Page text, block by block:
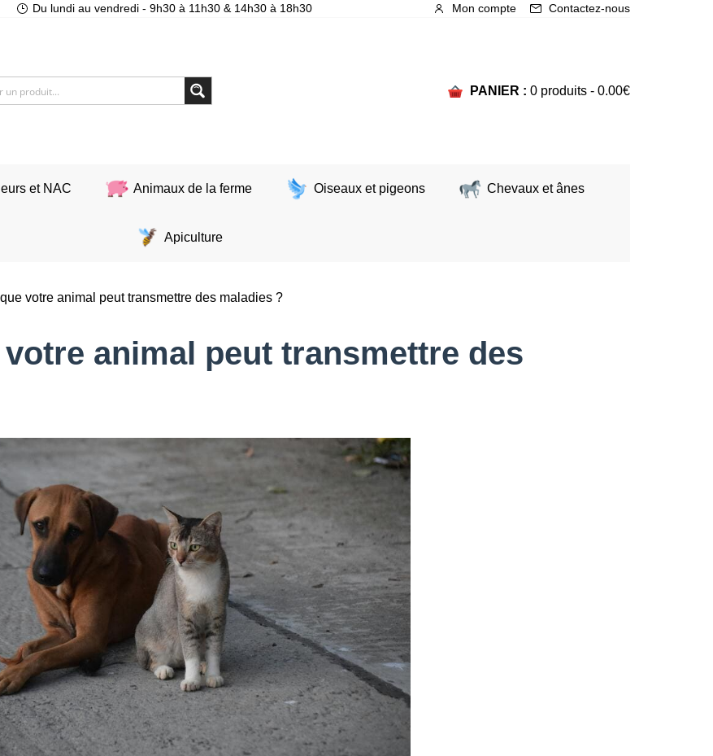
Du lundi au vendredi - 9h30 à 11h30 & 14h30 à 18h30 Mon compte Contactez-nous
PANIER : 0 produits - 0.00€
et NAC Animaux de la ferme Oiseaux et pigeons Chevaux et ânes
Apiculture
votre animal peut transmettre des maladies ?
animal peut transmettre des